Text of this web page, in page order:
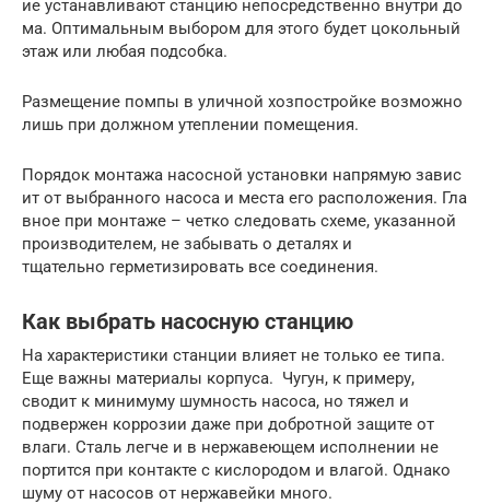
ие устанавливают станцию непосредственно внутри до
ма. Оптимальным выбором для этого будет цокольный
этаж или любая подсобка.
Размещение помпы в уличной хозпостройке возможно
лишь при должном утеплении помещения.
Порядок монтажа насосной установки напрямую завис
ит от выбранного насоса и места его расположения. Гла
вное при монтаже – четко следовать схеме, указанной
производителем, не забывать о деталях и
тщательно герметизировать все соединения.
Как выбрать насосную станцию
На характеристики станции влияет не только ее типа.
Еще важны материалы корпуса. Чугун, к примеру,
сводит к минимуму шумность насоса, но тяжел и
подвержен коррозии даже при добротной защите от
влаги. Сталь легче и в нержавеющем исполнении не
портится при контакте с кислородом и влагой. Однако
шуму от насосов от нержавейки много.